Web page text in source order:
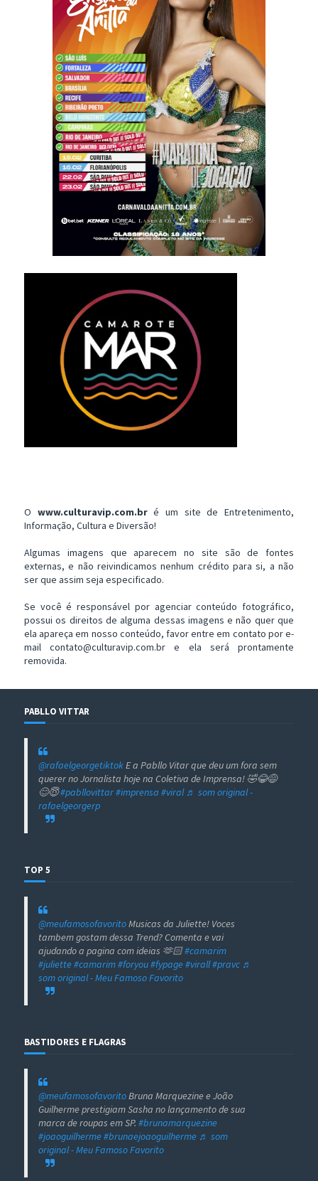
O www.culturavip.com.bré um site de Entretenimento,
Informação, Cultura e Diversão!
Algumas imagens que aparecem no site são de fontes
externas, e não reivindicamos nenhum crédito para si, a não
ser que assim seja especificado.
Se você é responsável por agenciar conteúdo fotográfico,
possui os direitos de alguma dessas imagens e não quer que
ela apareça em nosso conteúdo, favor entre em contato por e-
mail contato@culturavip.com.br e ela será prontamente
removida.
PABLLO VITTAR
@rafaelgeorgetiktokE a Pabllo Vitar que deu um fora sem
querer no Jornalista hoje na Coletiva de Imprensa! 🤣😂😅
😊😇#pabllovittar#imprensa #viral ♬ som original -
rafaelgeorgerp
TOP 5
@meufamosofavoritoMusicas da Juliette! Voces
tambem gostam dessa Trend? Comenta e vai
ajudando a pagina com ideias 🫶🏻#camarim
#juliette#camarim#foryou#fypage#virall#pravc ♬
som original - Meu Famoso Favorito
BASTIDORES E FLAGRAS
@meufamosofavoritoBruna Marquezine e João
Guilherme prestigiam Sasha no lançamento de sua
marca de roupas em SP. #brunamarquezine
#joaoguilherme#brunaejoaoguilherme ♬ som
original - Meu Famoso Favorito